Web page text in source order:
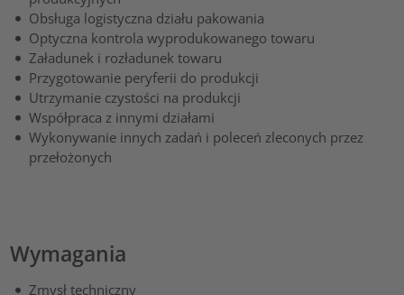
Obsługa logistyczna działu pakowania
Optyczna kontrola wyprodukowanego towaru
Załadunek i rozładunek towaru
Przygotowanie peryferii do produkcji
Utrzymanie czystości na produkcji
Współpraca z innymi działami
Wykonywanie innych zadań i poleceń zleconych przez
przełożonych
Wymagania
Zmysł techniczny